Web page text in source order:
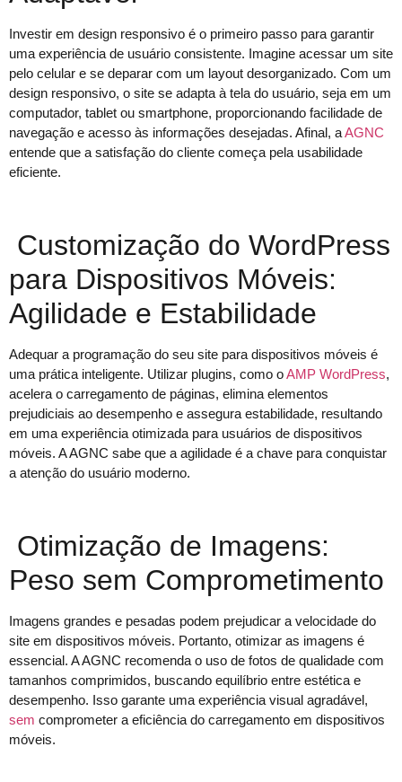
Investir em design responsivo é o primeiro passo para garantir
uma experiência de usuário consistente. Imagine acessar um site
pelo celular e se deparar com um layout desorganizado. Com um
design responsivo, o site se adapta à tela do usuário, seja em um
computador, tablet ou smartphone, proporcionando facilidade de
navegação e acesso às informações desejadas. Afinal, aAGNC
entende que a satisfação do cliente começa pela usabilidade
eficiente.
Customização do WordPress
para Dispositivos Móveis:
Agilidade e Estabilidade
Adequar a programação do seu site para dispositivos móveis é
uma prática inteligente. Utilizar plugins, como oAMP WordPress,
acelera o carregamento de páginas, elimina elementos
prejudiciais ao desempenho e assegura estabilidade, resultando
em uma experiência otimizada para usuários de dispositivos
móveis. A AGNC sabe que a agilidade é a chave para conquistar
a atenção do usuário moderno.
Otimização de Imagens:
Peso sem Comprometimento
Imagens grandes e pesadas podem prejudicar a velocidade do
site em dispositivos móveis. Portanto, otimizar as imagens é
essencial. A AGNC recomenda o uso de fotos de qualidade com
tamanhos comprimidos, buscando equilíbrio entre estética e
desempenho. Isso garante uma experiência visual agradável,
sem comprometer a eficiência do carregamento em dispositivos
móveis.